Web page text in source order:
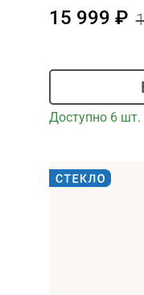
15 999
Доступно 6 шт.